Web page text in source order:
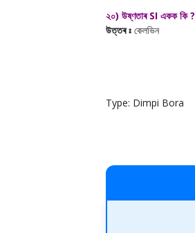
২০) উষ্ণতাৰ SI একক কি ?
উত্তৰ ঃ কেলভিন
Type: Dimpi Bora